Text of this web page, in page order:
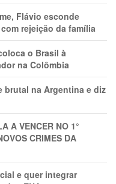
Flávio esconde
rejeição da família
o Brasil à
na Colômbia
brutal na Argentina e diz
A VENCER NO 1°
CRIMES DA
e quer integrar